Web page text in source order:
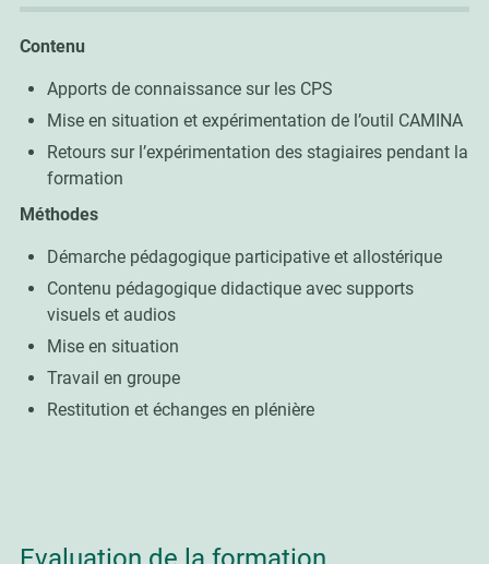
Contenu
Apports de connaissance sur les CPS
Mise en situation et expérimentation de l’outil CAMINA
Retours sur l’expérimentation des stagiaires pendant la
formation
Méthodes
Démarche pédagogique participative et allostérique
Contenu pédagogique didactique avec supports
visuels et audios
Mise en situation
Travail en groupe
Restitution et échanges en plénière